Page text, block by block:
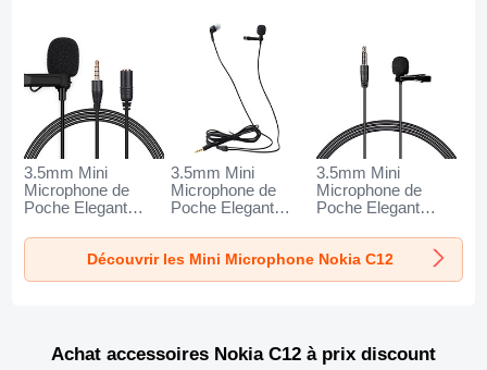
3.5mm Mini
Microphone de
Poche Elegant
Parleur K06 pour
Nokia C12 Noir
3.5mm Mini
Microphone de
Poche Elegant
Parleur K05 pour
Nokia C12 Noir
3.5mm Mini
Microphone de
Poche Elegant
Parleur K08 pour
Nokia C12 Noir
Découvrir les Mini Microphone Nokia C12
Achat accessoires Nokia C12 à prix discount